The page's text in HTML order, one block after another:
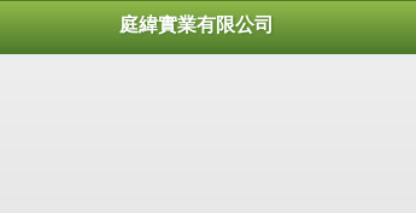
庭緯實業有限公司